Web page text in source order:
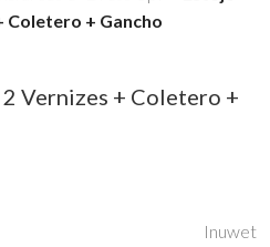
Coletero + Gancho
Vernizes + Coletero +
Inuwet